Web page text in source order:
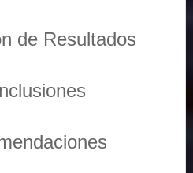
de Resultados